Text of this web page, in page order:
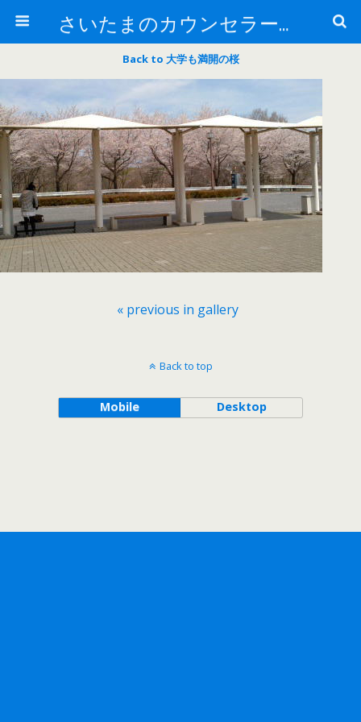
さいたまのカウンセラー日記
Back to 大学も満開の桜
« previous in gallery
Back to top
Mobile Desktop